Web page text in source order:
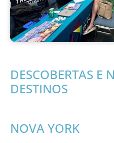
DESCOBERTAS E
DESTINOS
NOVA YORK